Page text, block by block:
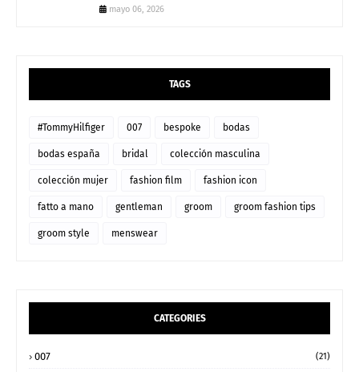
mayo 06, 2026
TAGS
#TommyHilfiger 007 bespoke bodas
bodas españa bridal colección masculina
colección mujer fashion film fashion icon
fatto a mano gentleman groom groom fashion tips
groom style menswear
CATEGORIES
007 (21)